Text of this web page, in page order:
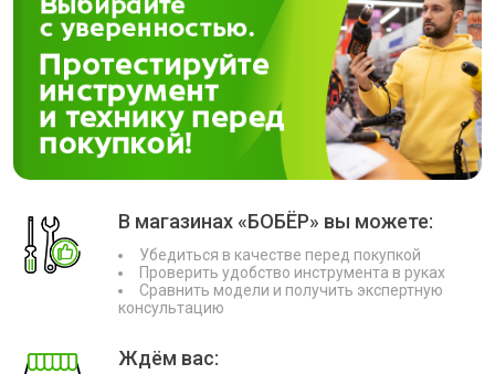
В магазинах «БОБЁР» вы можете:
Убедиться в качестве перед покупкой
Проверить удобство инструмента в руках
Сравнить модели и получить экспертную
консультацию
Ждём вас: